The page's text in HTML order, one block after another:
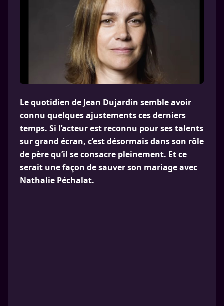
Le quotidien de Jean Dujardin semble avoir
connu quelques ajustements ces derniers
temps. Si l’acteur est reconnu pour ses talents
sur grand écran, c’est désormais dans son rôle
de père qu’il se consacre pleinement. Et ce
serait une façon de sauver son mariage avec
Nathalie Péchalat.